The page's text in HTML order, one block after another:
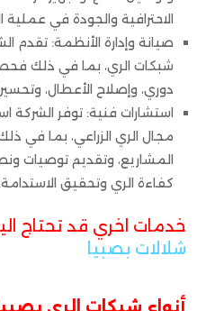
الاحترافية والجودة في عملية
صيانة وإدارة الأنظمة: تقدم
شبكات الري، بما في ذلك
دوري، وإصلاح الأعطال،
استشارات فنية: توفر
مجال الري الزراعي، بما في
المشاريع، وتقديم توصيات
كفاءة الري وتحقيق الاستدامة.
خدمات اخري قد تحتاج
شلالات بصبيا